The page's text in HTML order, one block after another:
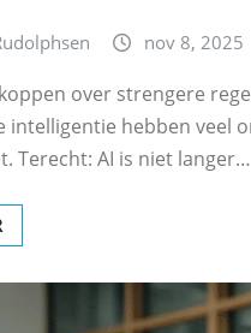
nov 8, 2025
over strengere
intelligentie hebben veel
Terecht: AI is niet langer…